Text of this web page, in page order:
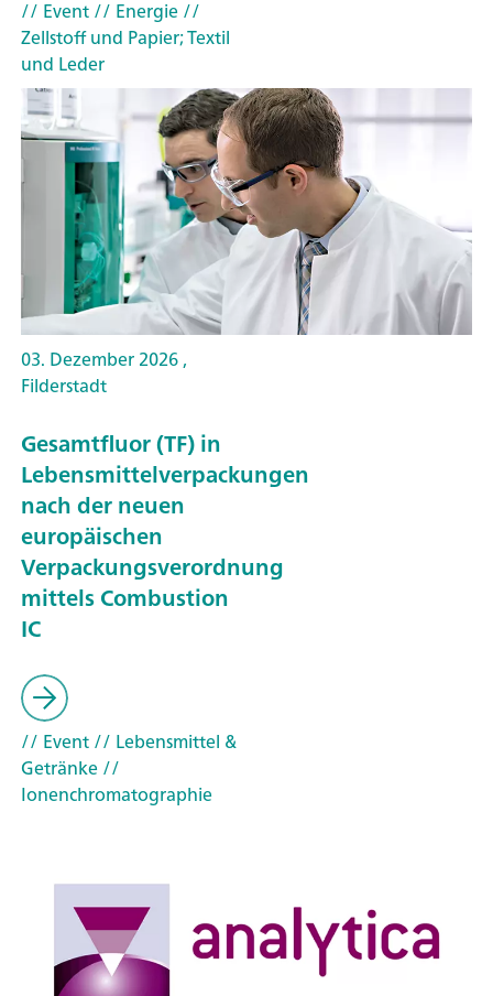
// Event// Energie//
Zellstoff und Papier; Textil
und Leder
03. Dezember 2026 ,
Filderstadt
Gesamtfluor (TF) in
Lebensmittelverpackungen
nach der neuen
europäischen
Verpackungsverordnung
mittels Combustion
IC
// Event// Lebensmittel &
Getränke//
Ionenchromatographie